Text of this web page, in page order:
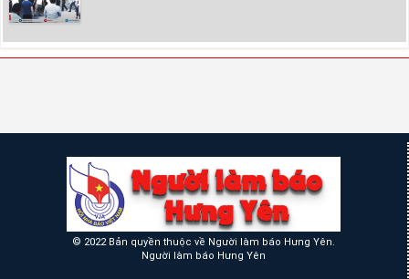
© 2022 Bản quyền thuộc về Người làm báo Hưng Yên.
Người làm báo Hưng Yên